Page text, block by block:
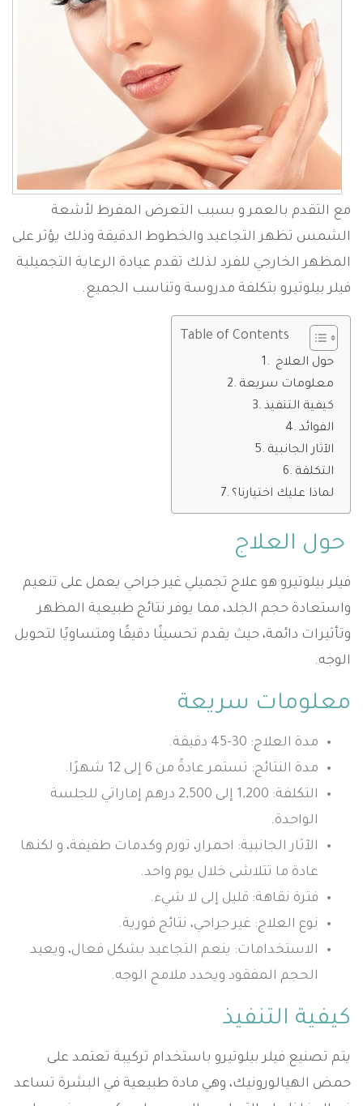
مع التقدم بالعمر و بسبب التعرض المفرط لأشعة
الشمس تظهر التجاعيد والخطوط الدقيقة وذلك يؤثر على
المظهر الخارجي للفرد لذلك تقدم عيادة الرعاية التجميلية
فيلر بيلوتيرو بتكلفة مدروسة وتناسب الجميع.
Table of Contents
حول العلاج
معلومات سريعة
كيفية التنفيذ
الفوائد
الآثار الجانبية
التكلفة
لماذا عليك اختيارنا؟
حول العلاج
فيلر بيلوتيرو هو علاج تجميلي غير جراحي يعمل على تنعيم
واستعادة حجم الجلد، مما يوفر نتائج طبيعية المظهر
وتأثيرات دائمة، حيث يقدم تحسينًا دقيقًا ومتساويًا لتحويل
الوجه.
معلومات سريعة
مدة العلاج: 30-45 دقيقة.
مدة النتائج: تستمر عادةً من 6 إلى 12 شهرًا.
التكلفة: 1,200 إلى 2,500 درهم إماراتي للجلسة
الواحدة.
الآثار الجانبية: احمرار، تورم وكدمات طفيفة، و لكنها
عادة ما تتلاشى خلال يوم واحد.
فترة نقاهة: قليل إلى لا شيء.
نوع العلاج: غير جراحي، نتائج فورية.
الاستخدامات: ينعم التجاعيد بشكل فعال، ويعيد
الحجم المفقود ويحدد ملامح الوجه.
كيفية التنفيذ
يتم تصنيع فيلر بيلوتيرو باستخدام تركيبة تعتمد على
حمض الهيالورونيك، وهي مادة طبيعية في البشرة تساعد